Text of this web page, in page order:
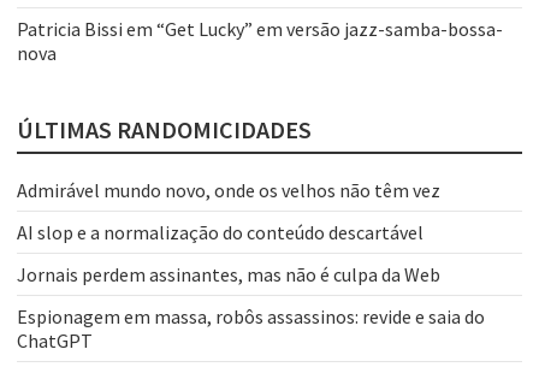
Patricia Bissi em “Get Lucky” em versão jazz-samba-bossa-
nova
ÚLTIMAS RANDOMICIDADES
Admirável mundo novo, onde os velhos não têm vez
AI slop e a normalização do conteúdo descartável
Jornais perdem assinantes, mas não é culpa da Web
Espionagem em massa, robôs assassinos: revide e saia do
ChatGPT